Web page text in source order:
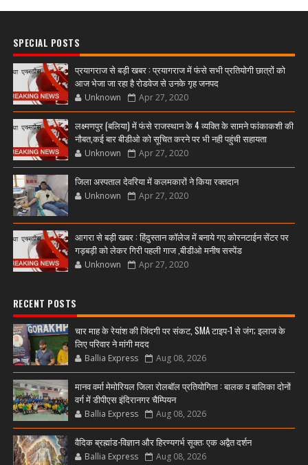
SPECIAL POSTS
प्रयागराज से बड़ी खबर : प्रयागराज में फंसे सभी प्रतियोगी छात्रों को
आज भेजा जा रहा है रोडवेज से उनके गृह जनपद
Unknown Apr 27, 2020
लक्ष्मणपुर (बलिया) में फंसे राजस्थान के 4 व्यक्ति के सामने फांकाकशी की
नौबत,कई बार बीडीओ को सूचित करने पर भी नही पहुंची सहायता
Unknown Apr 27, 2020
जिला अस्पताल देवरिया में कलमकारों ने किया रक्तदान
Unknown Apr 27, 2020
आगरा से बड़ी खबर : हिंदुस्तान कॉलेज में बनाये गए कोरनटाईन सेंटर पर
गड़बड़ी को लेकर गिरी पहली गाज ,बीडीओ मनीष सस्पेंड
Unknown Apr 27, 2020
RECENT POSTS
चार माह के रेयांश की जिंदगी पर संकट, SMA टाइप-1 से जंग; इलाज के
लिए परिवार ने मांगी मदद
Ballia Express Aug 08, 2026
मानव वर्मा मेमोरियल जिला रोलबॉल प्रतियोगिता : बालक व बालिका दोनों
वर्ग में डीपीएस इंदिरानगर चैम्पियन
Ballia Express Aug 08, 2026
वैदिक ब्रह्मांड-विज्ञान और हिरण्यगर्भ सूक्त: एक अद्वैत दर्शन
Ballia Express Aug 08, 2026